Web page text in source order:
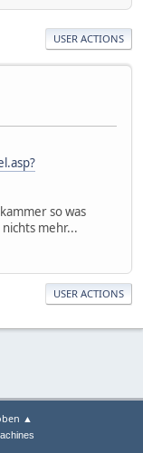
USER ACTIONS
so was
mehr...
USER ACTIONS
▲